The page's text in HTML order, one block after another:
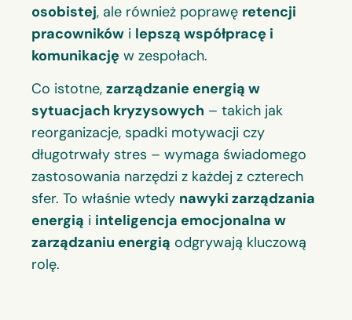
osobistej, ale również poprawę retencji
pracowników i lepszą współpracę i
komunikację w zespołach.
Co istotne, zarządzanie energią w
sytuacjach kryzysowych – takich jak
reorganizacje, spadki motywacji czy
długotrwały stres – wymaga świadomego
zastosowania narzędzi z każdej z czterech
sfer. To właśnie wtedy nawyki zarządzania
energią i inteligencja emocjonalna w
zarządzaniu energią odgrywają kluczową
rolę.